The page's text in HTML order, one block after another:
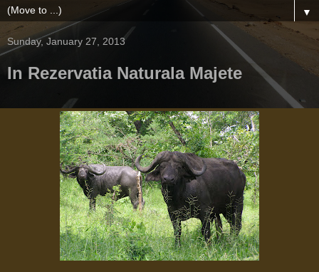
▼
Sunday, January 27, 2013
In Rezervatia Naturala Majete